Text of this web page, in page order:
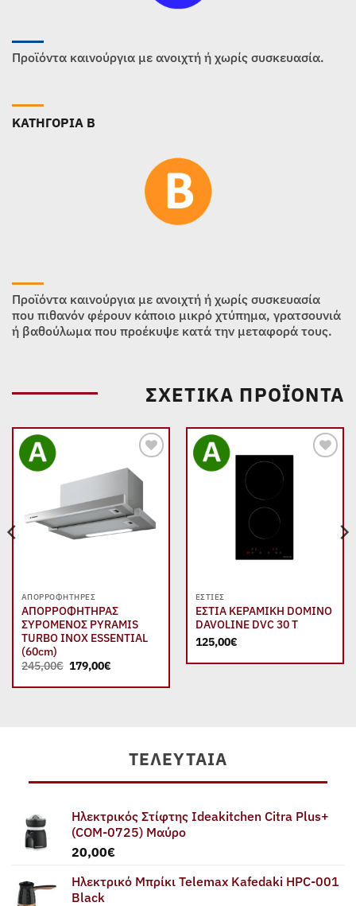
Προϊόντα καινούργια με ανοιχτή ή χωρίς συσκευασία.
ΚΑΤΗΓΟΡΙΑ B
Προϊόντα καινούργια με ανοιχτή ή χωρίς συσκευασία
που πιθανόν φέρουν κάποιο μικρό χτύπημα, γρατσουνιά
ή βαθούλωμα που προέκυψε κατά την μεταφορά τους.
ΣΧΕΤΙΚΆ ΠΡΟΪΌΝΤΑ
Add to
wishlist
ΑΠΟΡΡΟΦΗΤΉΡΕΣ
ΑΠΟΡΡΟΦΗΤΗΡΑΣ
ΣΥΡΟΜΕΝΟΣ PYRAMIS
TURBO INOX ESSENTIAL
(60cm)
245,00€ Original
price
was:
179,00€Η
τιμή
ΕΣΤΊΕΣ
ΕΣΤΙΑ ΚΕΡΑΜΙΚΗ DOMINO
DAVOLINE DVC 30 T
125,00€
ΤΕΛΕΥΤΑΊΑ
Ηλεκτρικός Στίφτης Ideakitchen Citra Plus+
(COM-0725) Μαύρο
20,00€
Ηλεκτρικό Μπρίκι Telemax Kafedaki HPC-001
Black